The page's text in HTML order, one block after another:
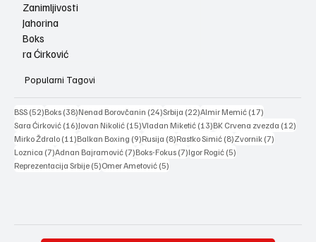
Zanimljivosti
Jahorina
Boks
ra Ćirković
Popularni Tagovi
BSS (52)52 posts
Boks (38)38 posts
Nenad Borovčanin (24)24 posts
Srbija (22)22 posts
Almir Memić (17)
Sara Ćirković (16)16 posts
Jovan Nikolić (15)15 posts
Vladan Miketić (13)13 posts
BK Crvena zvezda (12)
Mirko Ždralo (11)11 posts
Balkan Boxing (9)9 posts
Rusija (8)8 posts
Rastko Simić (8)8 posts
Zvornik (7)
Loznica (7)7 posts
Adnan Bajramović (7)7 posts
Boks-Fokus (7)7 posts
Igor Rogić (5)
Reprezentacija Srbije (5)5 posts
Omer Ametović (5)